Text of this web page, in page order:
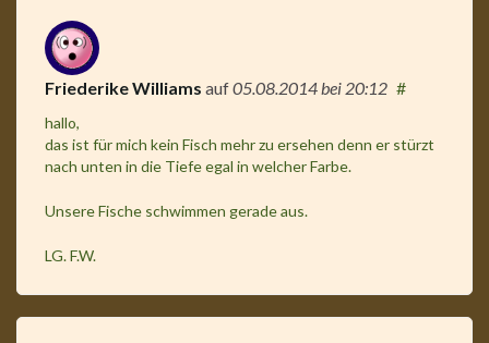
Friederike Williams auf05.08.2014bei 20:12 #
hallo,
das ist für mich kein Fisch mehr zu ersehen denn er stürzt
nach unten in die Tiefe egal in welcher Farbe.
Unsere Fische schwimmen gerade aus.
LG. F.W.